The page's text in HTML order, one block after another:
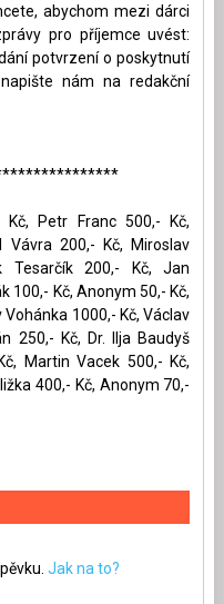
abychom mezi dárci
pro příjemce uvést:
potvrzení o poskytnutí
nám na redakční
Kč, Petr Franc 500,- Kč,
Vávra 200,- Kč, Miroslav
Tesarčík 200,- Kč, Jan
100,- Kč, Anonym 50,- Kč,
Vohánka 1000,- Kč, Václav
250,- Kč, Dr. Ilja Baudyš
Martin Vacek 500,- Kč,
400,- Kč, Anonym 70,-
Jak na to?